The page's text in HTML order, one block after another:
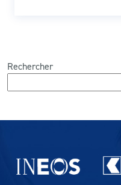
Rechercher
Partenaires du lausanne-Sport